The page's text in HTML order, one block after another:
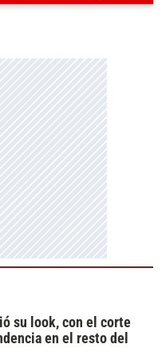
su look, con el corte
en el resto del